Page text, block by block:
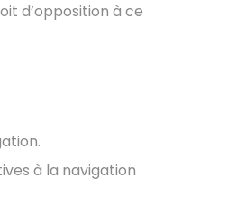
d’opposition à ce
à la navigation